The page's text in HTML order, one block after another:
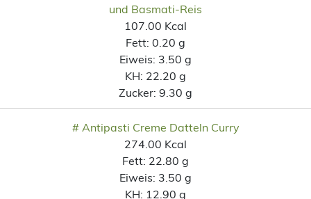
und Basmati-Reis
107.00 Kcal
Fett: 0.20 g
Eiweis: 3.50 g
KH: 22.20 g
Zucker: 9.30 g
# Antipasti Creme Datteln Curry
274.00 Kcal
Fett: 22.80 g
Eiweis: 3.50 g
KH: 12.90 g